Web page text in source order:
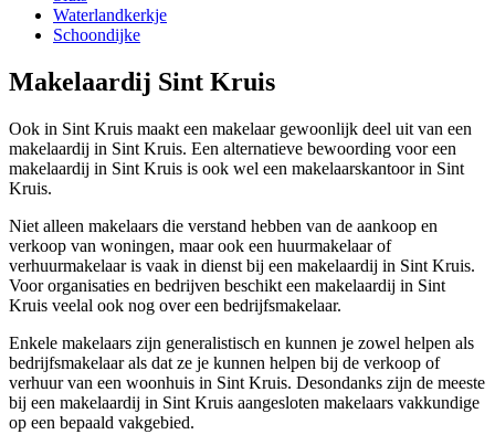
Waterlandkerkje
Schoondijke
Makelaardij Sint Kruis
Ook in Sint Kruis maakt een makelaar gewoonlijk deel uit van een
makelaardij in Sint Kruis. Een alternatieve bewoording voor een
makelaardij in Sint Kruis is ook wel een makelaarskantoor in Sint
Kruis.
Niet alleen makelaars die verstand hebben van de aankoop en
verkoop van woningen, maar ook een huurmakelaar of
verhuurmakelaar is vaak in dienst bij een makelaardij in Sint Kruis.
Voor organisaties en bedrijven beschikt een makelaardij in Sint
Kruis veelal ook nog over een bedrijfsmakelaar.
Enkele makelaars zijn generalistisch en kunnen je zowel helpen als
bedrijfsmakelaar als dat ze je kunnen helpen bij de verkoop of
verhuur van een woonhuis in Sint Kruis. Desondanks zijn de meeste
bij een makelaardij in Sint Kruis aangesloten makelaars vakkundige
op een bepaald vakgebied.